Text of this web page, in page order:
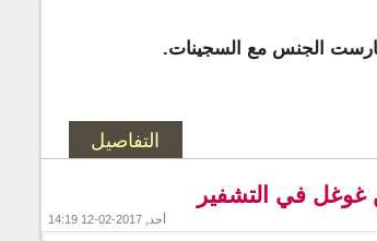
الجنس مع السجينات.
التفاصيل
غوغل في التشفير
أحد, 2017-02-12 14:19